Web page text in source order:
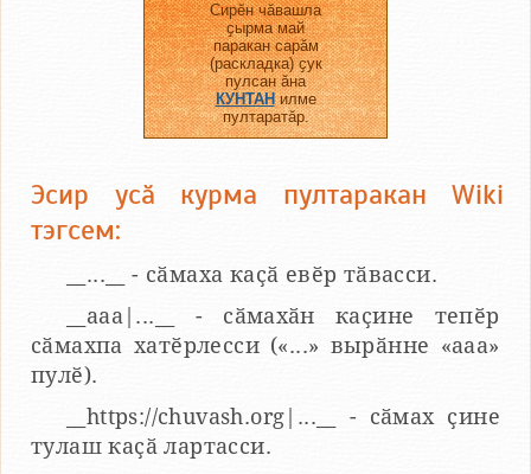
Сирӗн чӑвашла
ҫырма май
паракан сарӑм
(раскладка) ҫук
пулсан ӑна
КУНТАНилме
пултаратӑр.
Эсир усӑ курма пултаракан Wiki
тэгсем:
__...__ - сӑмаха каҫӑ евӗр тӑвасси.
__aaa|...__ - сӑмахӑн каҫине тепӗр
сӑмахпа хатӗрлесси («...» вырӑнне «ааа»
пулӗ).
__https://chuvash.org|...__ - сӑмах ҫине
тулаш каҫӑ лартасси.